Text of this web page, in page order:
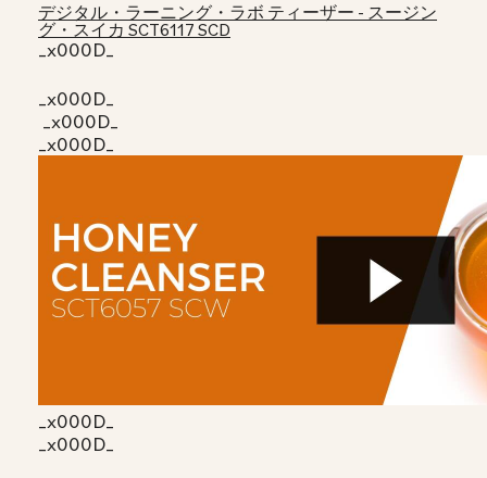
デジタル・ラーニング・ラボ ティーザー - スージン
グ・スイカ SCT6117 SCD
_x000D_
_x000D_
_x000D_
_x000D_
_x000D_
_x000D_